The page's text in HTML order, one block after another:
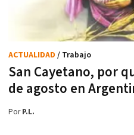
San Cayetano, por
de agosto en
ACTUALIDAD / Trabajo
PorP.L.